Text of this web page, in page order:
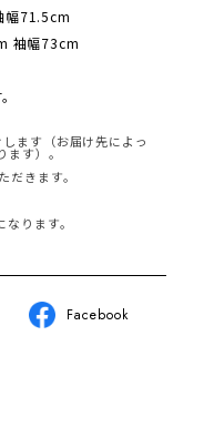
幅71.5cm
袖幅73cm
ます（お届け先によっ
す）。
きます。
ります。
Facebook